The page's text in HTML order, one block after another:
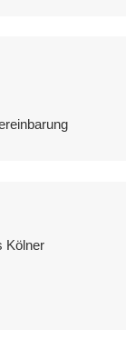
Kölner